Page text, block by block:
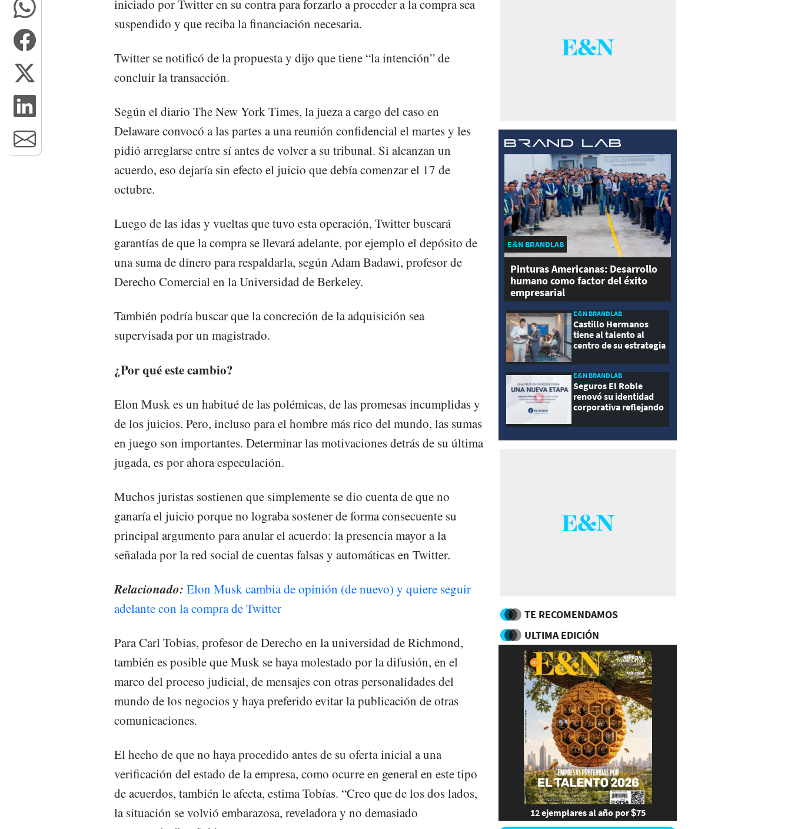
iniciado por Twitter en su contra para forzarlo a proceder a la compra sea
suspendido y que reciba la financiación necesaria.
Twitter se notificó de la propuesta y dijo que tiene “la intención” de
concluir la transacción.
Según el diario The New York Times, la jueza a cargo del caso en
Delaware convocó a las partes a una reunión confidencial el martes y les
pidió arreglarse entre sí antes de volver a su tribunal. Si alcanzan un
acuerdo, eso dejaría sin efecto el juicio que debía comenzar el 17 de
octubre.
Luego de las idas y vueltas que tuvo esta operación, Twitter buscará
garantías de que la compra se llevará adelante, por ejemplo el depósito de
una suma de dinero para respaldarla, según Adam Badawi, profesor de
Derecho Comercial en la Universidad de Berkeley.
También podría buscar que la concreción de la adquisición sea
supervisada por un magistrado.
¿Por qué este cambio?
Elon Musk es un habitué de las polémicas, de las promesas incumplidas y
de los juicios. Pero, incluso para el hombre más rico del mundo, las sumas
en juego son importantes. Determinar las motivaciones detrás de su última
jugada, es por ahora especulación.
Muchos juristas sostienen que simplemente se dio cuenta de que no
ganaría el juicio porque no lograba sostener de forma consecuente su
principal argumento para anular el acuerdo: la presencia mayor a la
señalada por la red social de cuentas falsas y automáticas en Twitter.
Relacionado: Elon Musk cambia de opinión (de nuevo) y quiere seguir
adelante con la compra de Twitter
Para Carl Tobias, profesor de Derecho en la universidad de Richmond,
también es posible que Musk se haya molestado por la difusión, en el
marco del proceso judicial, de mensajes con otras personalidades del
mundo de los negocios y haya preferido evitar la publicación de otras
comunicaciones.
El hecho de que no haya procedido antes de su oferta inicial a una
verificación del estado de la empresa, como ocurre en general en este tipo
de acuerdos, también le afecta, estima Tobías. “Creo que de los dos lados,
la situación se volvió embarazosa, reveladora y no demasiado
E&N BRANDLAB
Pinturas Americanas: Desarrollo
humano como factor del éxito
empresarial
E&N BRANDLAB
Castillo Hermanos
tiene al talento al
centro de su estrategia
E&N BRANDLAB
Seguros El Roble
renovó su identidad
corporativa reflejando
modernidad
TE RECOMENDAMOS
ULTIMA EDICIÓN
12 ejemplares al año por $75